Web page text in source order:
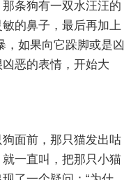
条狗有一双水汪汪的
的鼻子，最后再加上
，如果向它跺脚或是凶
恶的表情，开始大
面前，那只猫发出咕
一直叫，把那只小猫